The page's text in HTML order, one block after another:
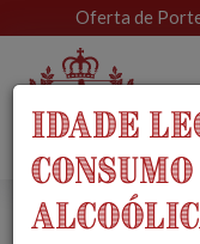
Oferta de Portes
IDADE